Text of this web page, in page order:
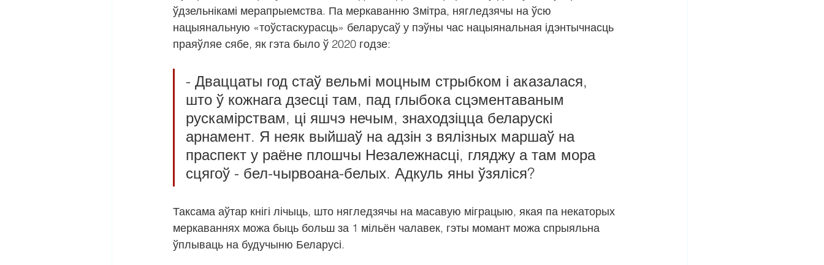
ўдзельнікамі мерапрыемства. Па меркаванню Змітра, нягледзячы на ўсю
нацыянальную «тоўстаскурасць» беларусаў у пэўны час нацыянальная ідэнтычнасць
праяўляе сябе, як гэта было ў 2020 годзе:
- Дваццаты год стаў вельмі моцным стрыбком і аказалася,
што ў кожнага дзесці там, пад глыбока сцэментаваным
рускамірствам, ці яшчэ нечым, знаходзіцца беларускі
арнамент. Я неяк выйшаў на адзін з вялізных маршаў на
праспект у раёне плошчы Незалежнасці, гляджу а там мора
сцягоў - бел-чырвоана-белых. Адкуль яны ўзяліся?
Таксама аўтар кнігі лічыць, што нягледзячы на масавую міграцыю, якая па некаторых
меркаваннях можа быць больш за 1 мільён чалавек, гэты момант можа спрыяльна
ўплываць на будучыню Беларусі.